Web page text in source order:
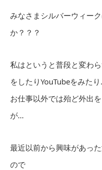
みなさまシルバーウィー
か？？？
私はというと普段と変わ
をしたりYouTubeをみた
お仕事以外では殆ど外出
が…
最近以前から興味があっ
ので